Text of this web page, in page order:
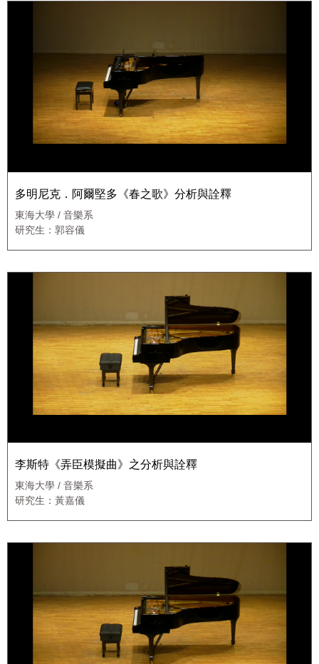
多明尼克．阿爾堅多《春之歌》分析與詮釋
東海大學 / 音樂系
研究生：郭容儀
李斯特《弄臣模擬曲》之分析與詮釋
東海大學 / 音樂系
研究生：黃嘉儀